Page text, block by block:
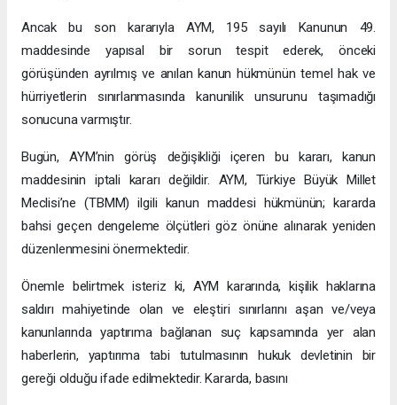
Ancak bu son kararıyla AYM, 195 sayılı Kanunun 49.
maddesinde yapısal bir sorun tespit ederek, önceki
görüşünden ayrılmış ve anılan kanun hükmünün temel hak ve
hürriyetlerin sınırlanmasında kanunilik unsurunu taşımadığı
sonucuna varmıştır.
Bugün, AYM’nin görüş değişikliği içeren bu kararı, kanun
maddesinin iptali kararı değildir. AYM, Türkiye Büyük Millet
Meclisi’ne (TBMM) ilgili kanun maddesi hükmünün; kararda
bahsi geçen dengeleme ölçütleri göz önüne alınarak yeniden
düzenlenmesini önermektedir.
Önemle belirtmek isteriz ki, AYM kararında, kişilik haklarına
saldırı mahiyetinde olan ve eleştiri sınırlarını aşan ve/veya
kanunlarında yaptırıma bağlanan suç kapsamında yer alan
haberlerin, yaptırıma tabi tutulmasının hukuk devletinin bir
gereği olduğu ifade edilmektedir. Kararda, basını